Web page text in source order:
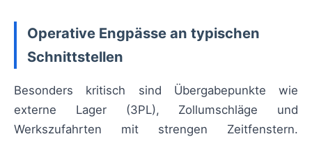
Operative Engpässe an typischen
Schnittstellen
Besonders kritisch sind Übergabepunkte wie
externe Lager (3PL), Zollumschläge und
Werkszufahrten mit strengen Zeitfenstern.